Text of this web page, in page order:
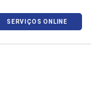
SERVIÇOS ONLINE